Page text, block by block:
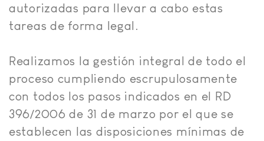
autorizadas para llevar a cabo estas
tareas de forma legal.
Realizamos la gestión integral de todo el
proceso cumpliendo escrupulosamente
con todos los pasos indicados en el RD
396/2006 de 31 de marzo por el que se
establecen las disposiciones mínimas de